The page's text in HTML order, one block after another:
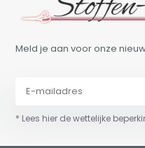
Meld je aan voor onze
* Lees hier de wettelijke